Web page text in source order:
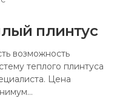
плинтус
возможность
теплого плинтуса
Цена